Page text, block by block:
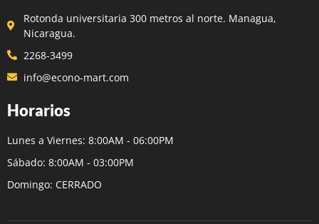
Rotonda universitaria 300 metros al norte. Managua,
Nicaragua.
2268-3499
info@econo-mart.com
Horarios
Lunes a Viernes: 8:00AM - 06:00PM
Sábado: 8:00AM - 03:00PM
Domingo: CERRADO